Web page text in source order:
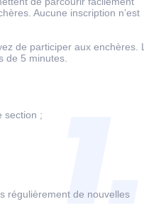
Aucune inscription n’est
de participer aux enchères.
de 5 minutes.
section ;
régulièrement de nouvelles